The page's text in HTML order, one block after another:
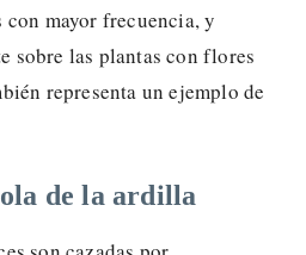
mayor frecuencia, y
sobre las plantas con flores
representa un ejemplo de
de la ardilla